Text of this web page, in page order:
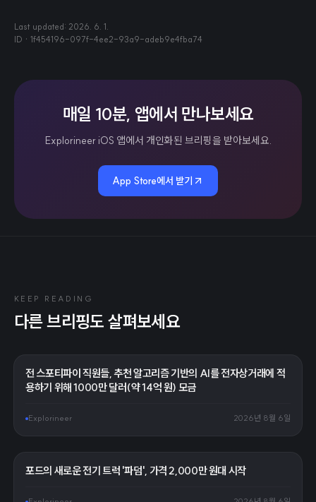
Last updated: 2026. 6. 1.
ID · 1f454196-097f-4ee2-93a9-adeb9e4fba74
매일 10분, 앱에서 만나보세요
Explorineer iOS 앱에서 개인화된 브리핑을 받아보세요.
App Store에서 받기
KEEP READING
다른 브리핑도 살펴보세요
전 스포티파이 직원들, 추천 알고리즘 기반의 AI를 전자상거래에 적
용하기 위해 1000만 달러(약 14억 원) 모금
Explorineer 2026년 8월 6일
포드의 새로운 전기 트럭 '파덤', 가격 2,000만 원대 시작